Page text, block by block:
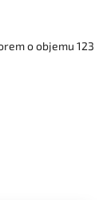
o objemu 123